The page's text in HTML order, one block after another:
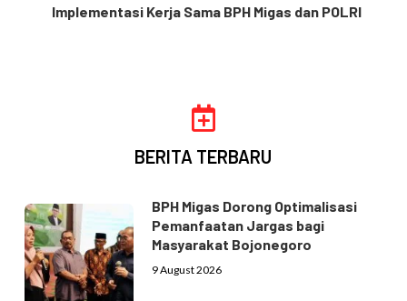
Implementasi Kerja Sama BPH Migas dan POLRI
BERITA TERBARU
BPH Migas Dorong Optimalisasi
Pemanfaatan Jargas bagi
Masyarakat Bojonegoro
9 August 2026